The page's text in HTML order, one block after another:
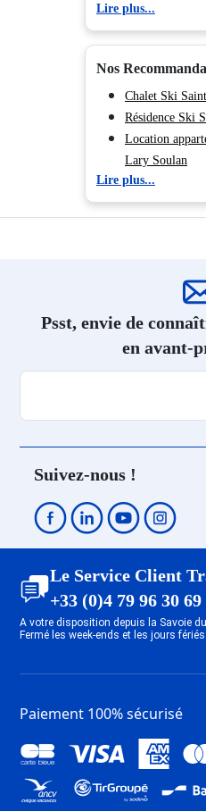
ESF Ax les
ESF La Mongie
Lire plus...
Nos
Chalet Ski
Résidence Ski
Location
Lary Soulan
Hôtel Ski Saint
Lire plus...
Psst, envie de
en avant-
Suivez-nous !
Le Service Client
+33 (0)4 79 96 30 69
A votre disposition depuis la Savoie
Fermé les week-ends et les jours fériés.
Paiement 100% sécurisé